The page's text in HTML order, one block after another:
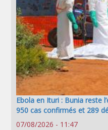
Ebola en Ituri : Bunia reste
950 cas confirmés et 289
07/08/2026 - 11:47